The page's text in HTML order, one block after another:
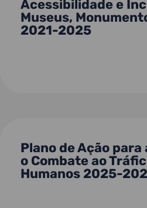
Acessibilidade e
Museus,
2021-2025
Plano de Ação para
o Combate ao
Humanos 2025-